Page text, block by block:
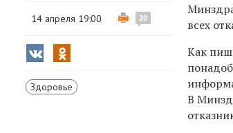
14 апреля 19:00 20
Здоровье
всех
Как
В